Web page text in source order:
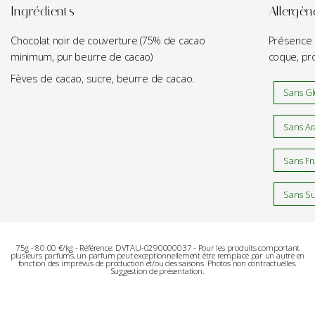
Ingrédients
Chocolat noir de couverture (75% de cacao
minimum, pur beurre de cacao)
Fèves de cacao, sucre, beurre de cacao.
coque,
Sans
Sans
Sans
Sans
75g - 80.00 €/kg - Référence: DVTAU-0290000037 - Pour les produits comportant
plusieurs parfums, un parfum peut exceptionnellement être remplacé par un autre en
fonction des imprévus de production et/ou des saisons. Photos non contractuelles.
Suggestion de présentation.